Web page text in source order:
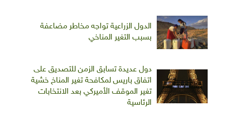
الدول الزراعية تواجه مخاطر مضاعفة
بسبب التغير المناخي
دول عديدة تسابق الزمن للتصديق على
اتفاق باريس لمكافحة تغير المناخ خشية
تغير الموقف الأميركي بعد الانتخابات
الرئاسية